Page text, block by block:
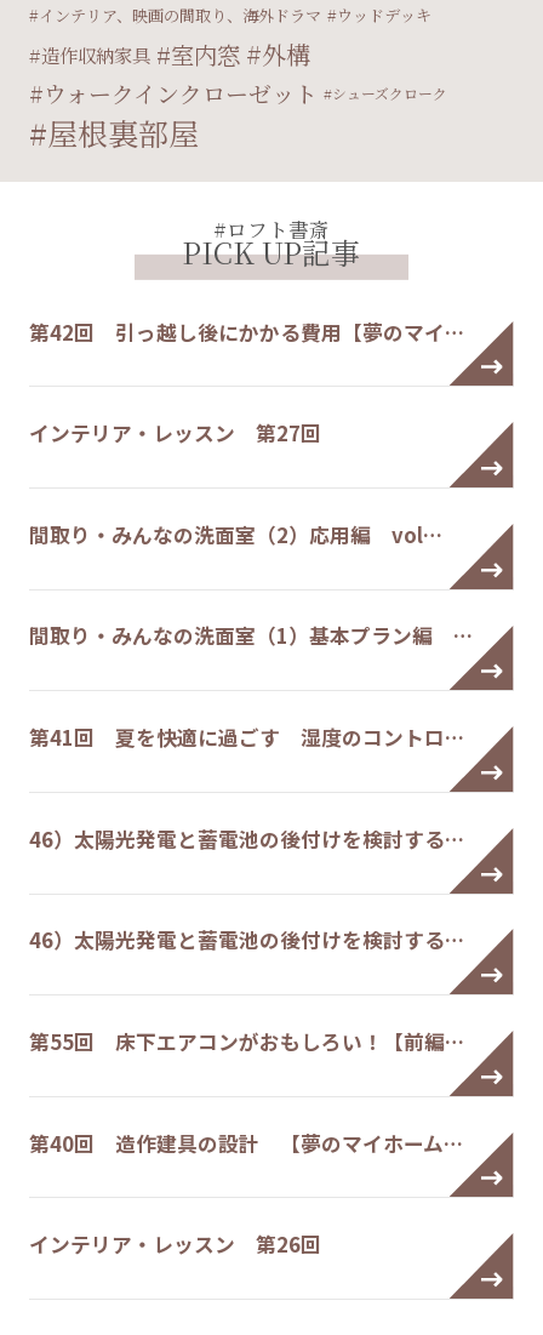
インテリア、映画の間取り、海外ドラマ ウッドデッキ
造作収納家具 室内窓 外構
ウォークインクローゼット シューズクローク
屋根裏部屋
#ロフト書斎
PICK UP記事
第42回 引っ越し後にかかる費用【夢のマイ…
インテリア・レッスン 第27回
間取り・みんなの洗面室（2）応用編 vol…
間取り・みんなの洗面室（1）基本プラン編 …
第41回 夏を快適に過ごす 湿度のコントロ…
46）太陽光発電と蓄電池の後付けを検討する…
46）太陽光発電と蓄電池の後付けを検討する…
第55回 床下エアコンがおもしろい！【前編…
第40回 造作建具の設計 【夢のマイホーム…
インテリア・レッスン 第26回